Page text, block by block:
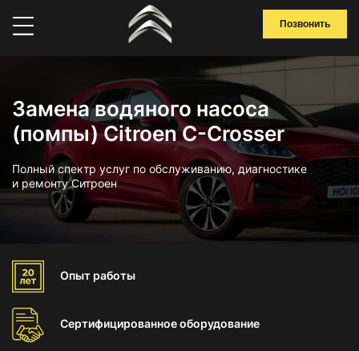
Позвонить
Замена водяного насоса
(помпы) Citroen C-Crosser
Полный спектр услуг по обслуживанию, диагностике
и ремонту Ситроен
Опыт работы
Сертифицированноеоборудование